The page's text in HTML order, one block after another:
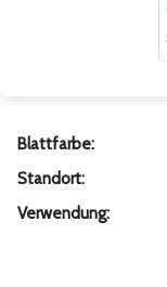
Blattfarbe:
Standort:
Verwendung: